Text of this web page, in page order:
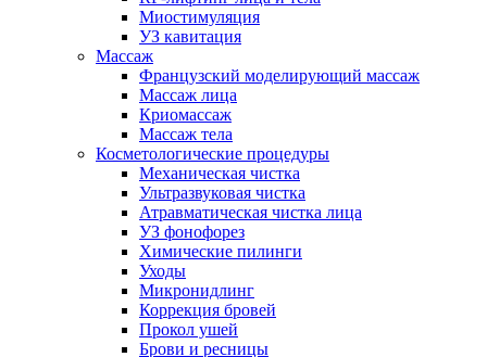
Миостимуляция
УЗ кавитация
Массаж
Французский моделирующий массаж
Массаж лица
Криомассаж
Массаж тела
Косметологические процедуры
Механическая чистка
Ультразвуковая чистка
Атравматическая чистка лица
УЗ фонофорез
Химические пилинги
Уходы
Микронидлинг
Коррекция бровей
Прокол ушей
Брови и ресницы